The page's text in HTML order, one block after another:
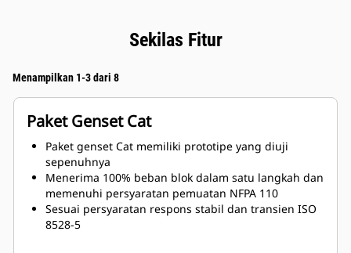
Sekilas Fitur
Menampilkan 1-3 dari 8
Paket Genset Cat
Paket genset Cat memiliki prototipe yang diuji
sepenuhnya
Menerima 100% beban blok dalam satu langkah dan
memenuhi persyaratan pemuatan NFPA 110
Sesuai persyaratan respons stabil dan transien ISO
8528-5